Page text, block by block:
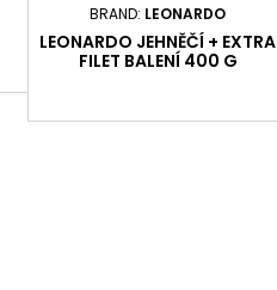
BRAND: LEONARDO
LEONARDO JEHNĚČÍ + EXTRA
FILET BALENÍ 400 G